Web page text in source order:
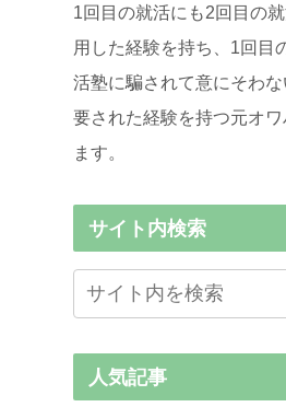
1回目の就活にも2回目の
用した経験を持ち、1回目
活塾に騙されて意にそわ
要された経験を持つ元オ
ます。
サイト内検索
人気記事